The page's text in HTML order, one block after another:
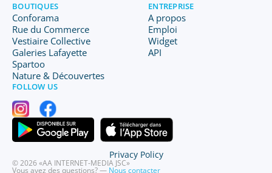
BOUTIQUES
Conforama
Rue du Commerce
Vestiaire Collective
Galeries Lafayette
Spartoo
Nature & Découvertes
ENTREPRISE
A propos
Emploi
Widget
API
FOLLOW US
© 2026 «AA INTERNET-MEDIA JSC»
Vous avez des questions? — Nous contacter
Privacy Policy